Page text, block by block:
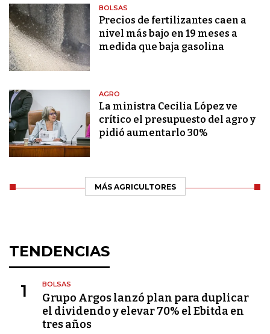
BOLSAS
Precios de fertilizantes caen a
nivel más bajo en 19 meses a
medida que baja gasolina
AGRO
La ministra Cecilia López ve
crítico el presupuesto del agro y
pidió aumentarlo 30%
MÁS AGRICULTORES
TENDENCIAS
1 BOLSAS
Grupo Argos lanzó plan para duplicar
el dividendo y elevar 70% el Ebitda en
tres años